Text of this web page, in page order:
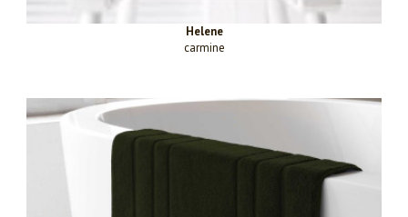
Helene
carmine